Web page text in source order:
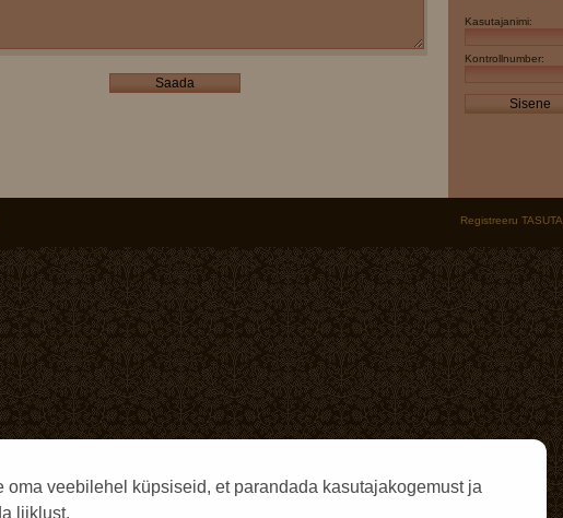
oma veebilehel küpsiseid, et parandada kasutajakogemust ja
liiklust.
Saada
Kasutajanimi:
Kontrollnumber:
Sisene
Registreeru TASUTA